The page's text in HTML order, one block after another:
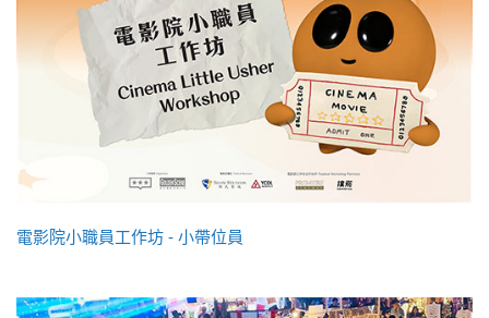
電影院小職員工作坊 - 小帶位員